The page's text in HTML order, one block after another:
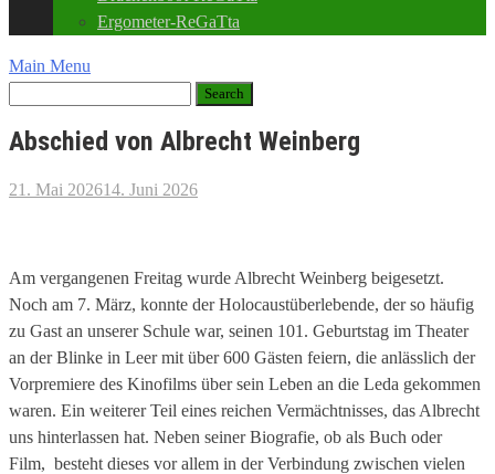
Ergometer-ReGaTta
Main Menu
Abschied von Albrecht Weinberg
21. Mai 202614. Juni 2026
Am vergangenen Freitag wurde Albrecht Weinberg beigesetzt.
Noch am 7. März, konnte der Holocaustüberlebende, der so häufig
zu Gast an unserer Schule war, seinen 101. Geburtstag im Theater
an der Blinke in Leer mit über 600 Gästen feiern, die anlässlich der
Vorpremiere des Kinofilms über sein Leben an die Leda gekommen
waren. Ein weiterer Teil eines reichen Vermächtnisses, das Albrecht
uns hinterlassen hat. Neben seiner Biografie, ob als Buch oder
Film, besteht dieses vor allem in der Verbindung zwischen vielen